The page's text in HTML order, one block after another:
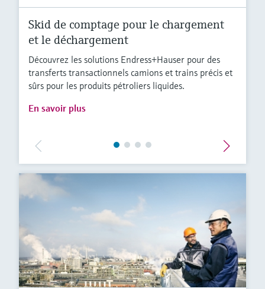
Skid de comptage pour le chargement
et le déchargement
Découvrez les solutions Endress+Hauser pour des
transferts transactionnels camions et trains précis et
sûrs pour les produits pétroliers liquides.
En savoir plus